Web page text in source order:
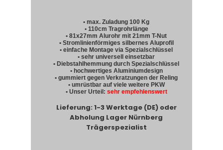
• max. Zuladung 100 Kg
• 110cm Tragrohrlänge
• 81x27mm Alurohr mit 21mm T-Nut
• Stromlinienförmiges silbernes Aluprofil
• einfache Montage via Spezialschlüssel
• sehr universell einsetzbar
• Diebstahlhemmung durch Spezialschlüssel
• hochwertiges Aluminiumdesign
• gummiert gegen Verkratzungen der Reling
• umrüstbar auf viele weitere PKW
• Unser Urteil: sehr empfehlenswert
Lieferung: 1-3 Werktage (DE) oder
Abholung Lager Nürnberg
Trägerspezialist